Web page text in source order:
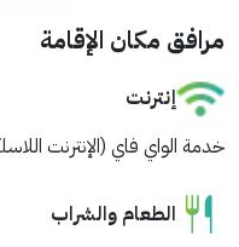
مرافق مكان الإقامة
إنترنت
خدمة الواي فاي (الإنترنت
الطعام والشراب